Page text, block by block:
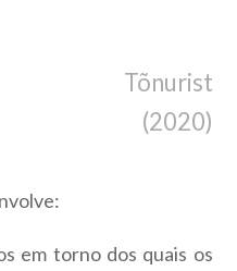
(2020)
em torno dos quais os